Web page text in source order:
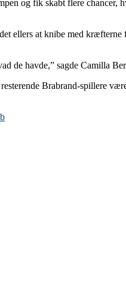
og fik skabt flere chancer,
ellers at knibe med kræfterne
de havde,” sagde Camilla
Brabrand-spillere